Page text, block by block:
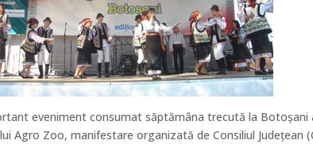
eveniment consumat săptămâna trecută la Botoşani
Agro Zoo, manifestare organizată de Consiliul Judeţean